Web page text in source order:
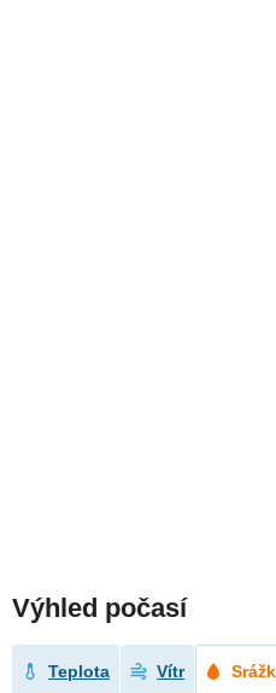
Výhled počasí
Teplota Vítr